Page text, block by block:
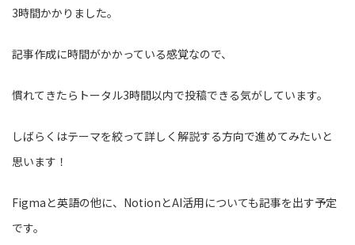
3時間かかりました。
記事作成に時間がかかっている感覚なので、
慣れてきたらトータル3時間以内で投稿できる気がしています。
しばらくはテーマを絞って詳しく解説する方向で進めてみたいと
思います！
Figmaと英語の他に、NotionとAI活用についても記事を出す予定
です。